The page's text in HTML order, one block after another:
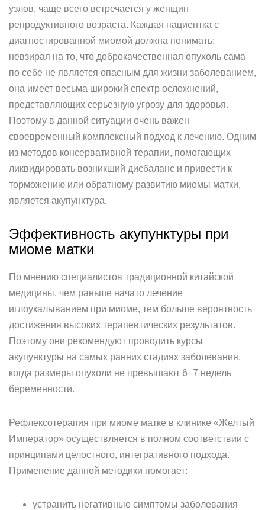
узлов, чаще всего встречается у женщин
репродуктивного возраста. Каждая пациентка с
диагностированной миомой должна понимать:
невзирая на то, что доброкачественная опухоль сама
по себе не является опасным для жизни заболеванием,
она имеет весьма широкий спектр осложнений,
представляющих серьезную угрозу для здоровья.
Поэтому в данной ситуации очень важен
своевременный комплексный подход к лечению. Одним
из методов консервативной терапии, помогающих
ликвидировать возникший дисбаланс и привести к
торможению или обратному развитию миомы матки,
является акупунктура.
Эффективность акупунктуры при
миоме матки
По мнению специалистов традиционной китайской
медицины, чем раньше начато лечение
иглоукалыванием при миоме, тем больше вероятность
достижения высоких терапевтических результатов.
Поэтому они рекомендуют проводить курсы
акупунктуры на самых ранних стадиях заболевания,
когда размеры опухоли не превышают 6−7 недель
беременности.
Рефлексотерапия при миоме матке в клинике «Желтый
Император» осуществляется в полном соответствии с
принципами целостного, интегративного подхода.
Применение данной методики помогает:
устранить негативные симптомы заболевания